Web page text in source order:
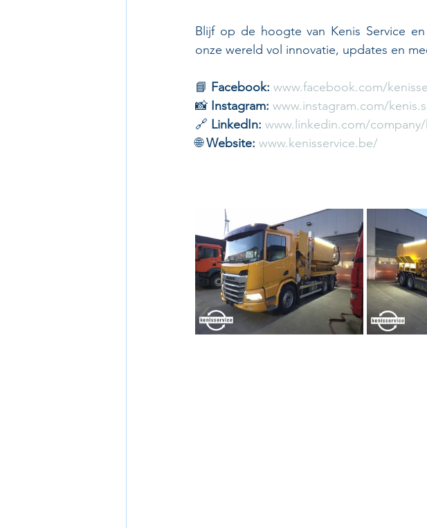
Blijf op de hoogte van Kenis Service
onze wereld vol innovatie, updates en
📘 Facebook: www.facebook.com/
📸 Instagram: www.instagram.com/
🔗 LinkedIn: www.linkedin.com/
🌐 Website: www.kenisservice.be/